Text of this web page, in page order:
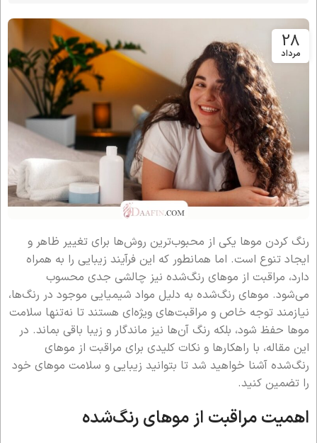
28
مرداد
رنگ کردن موها یکی از محبوب‌ترین روش‌ها برای تغییر ظاهر و
ایجاد تنوع است. اما همانطور که این فرآیند زیبایی را به همراه
دارد، مراقبت از موهای رنگ‌شده نیز چالشی جدی محسوب
می‌شود. موهای رنگ‌شده به دلیل مواد شیمیایی موجود در رنگ‌ها،
نیازمند توجه خاص و مراقبت‌های ویژه‌ای هستند تا نه‌تنها سلامت
موها حفظ شود، بلکه رنگ آن‌ها نیز ماندگار و زیبا باقی بماند. در
این مقاله، با راهکارها و نکات کلیدی برای مراقبت از موهای
رنگ‌شده آشنا خواهید شد تا بتوانید زیبایی و سلامت موهای خود
را تضمین کنید.
اهمیت مراقبت از موهای رنگ‌شده